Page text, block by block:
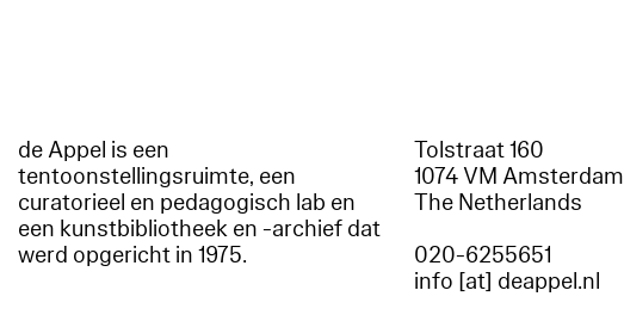
de Appel is een
tentoonstellingsruimte, een
curatorieel en pedagogisch lab en
een kunstbibliotheek en -archief dat
werd opgericht in 1975.
Tolstraat 160
1074 VM Amsterdam
The Netherlands
020-6255651
info [at] deappel.nl